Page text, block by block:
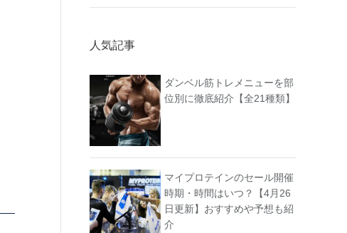
人気記事
ダンベル筋トレメニューを部
位別に徹底紹介【全21種類】
マイプロテインのセール開催
時期・時間はいつ？【4月26
日更新】おすすめや予想も紹
介